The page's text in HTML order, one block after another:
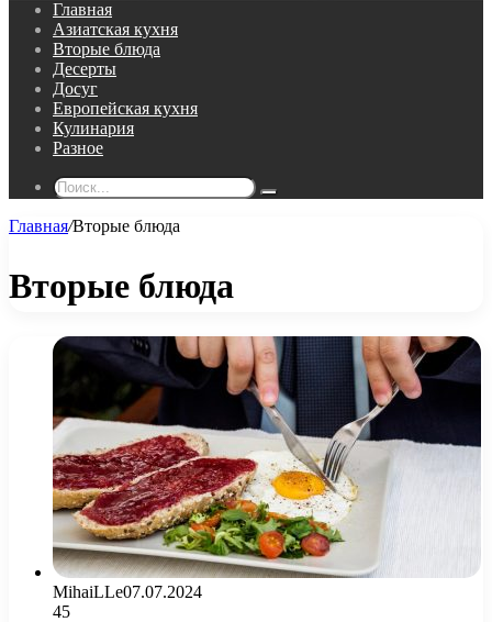
Главная
Азиатская кухня
Вторые блюда
Десерты
Досуг
Европейская кухня
Кулинария
Разное
Поиск...
Главная/Вторые блюда
Вторые блюда
MihaiLLe07.07.2024
45